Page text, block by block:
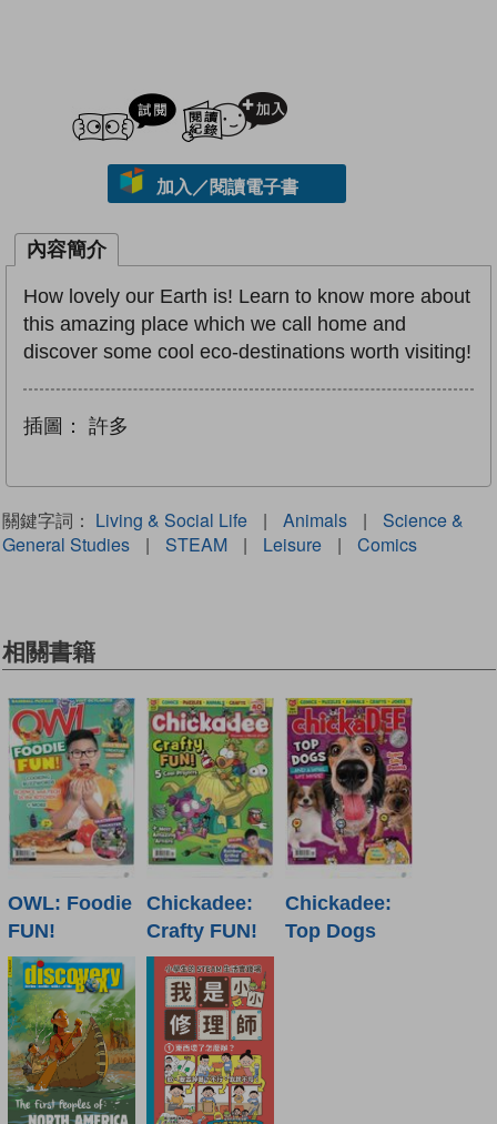
試閲
加入／閱讀電子書
內容簡介
How lovely our Earth is! Learn to know more about
this amazing place which we call home and
discover some cool eco-destinations worth visiting!
插圖： 許多
關鍵字詞： Living & Social Life | Animals |
Science &
General Studies
| STEAM | Leisure | Comics
相關書籍
OWL: Foodie
FUN!
Chickadee:
Crafty FUN!
Chickadee:
Top Dogs